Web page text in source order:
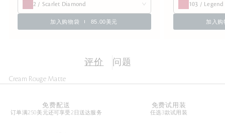
2 / Scarlet Diamond
加入购物袋 85.00美元
103 / Legend
加入购
评价 问题
Cream Rouge Matte
免费配送
订单满250美元还可享受2日送达服务
免费试用装
任选3款试用装